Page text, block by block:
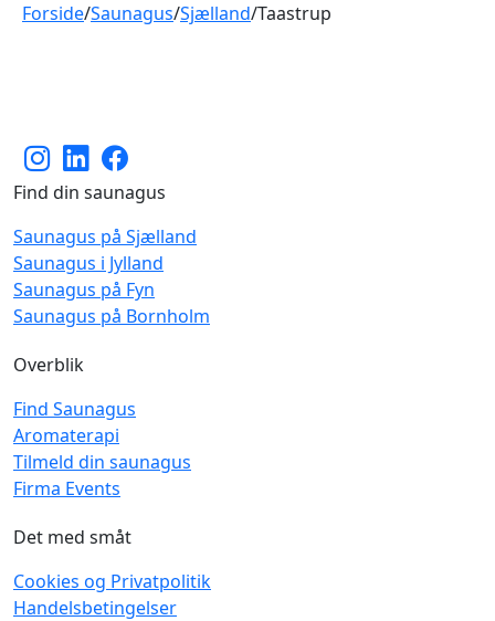
Forside/Saunagus/Sjælland/Taastrup
Find din saunagus
Saunagus på Sjælland
Saunagus i Jylland
Saunagus på Fyn
Saunagus på Bornholm
Overblik
Find Saunagus
Aromaterapi
Tilmeld din saunagus
Firma Events
Det med småt
Cookies og Privatpolitik
Handelsbetingelser